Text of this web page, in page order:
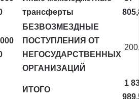
трансферты
БЕЗВОЗМЕЗДНЫЕ
ПОСТУПЛЕНИЯ ОТ
НЕГОСУДАРСТВЕННЫХ
ОРГАНИЗАЦИЙ
ИТОГО
1